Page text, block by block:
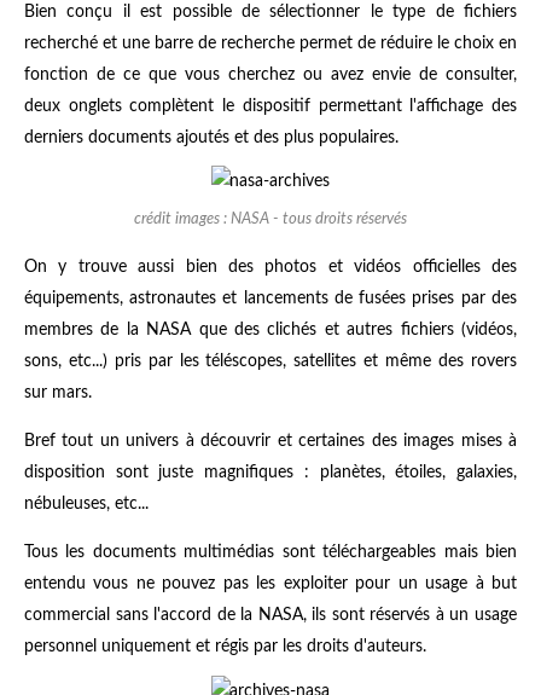
Bien conçu il est possible de sélectionner le type de fichiers
recherché et une barre de recherche permet de réduire le choix en
fonction de ce que vous cherchez ou avez envie de consulter,
deux onglets complètent le dispositif permettant l'affichage des
derniers documents ajoutés et des plus populaires.
crédit images : NASA - tous droits réservés
On y trouve aussi bien des photos et vidéos officielles des
équipements, astronautes et lancements de fusées prises par des
membres de la NASA que des clichés et autres fichiers (vidéos,
sons, etc...) pris par les téléscopes, satellites et même des rovers
sur mars.
Bref tout un univers à découvrir et certaines des images mises à
disposition sont juste magnifiques : planètes, étoiles, galaxies,
nébuleuses, etc...
Tous les documents multimédias sont téléchargeables mais bien
entendu vous ne pouvez pas les exploiter pour un usage à but
commercial sans l'accord de la NASA, ils sont réservés à un usage
personnel uniquement et régis par les droits d'auteurs.